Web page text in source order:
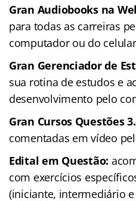
Gran Audiobooks na
para todas as carreiras
computador ou do
Gran Gerenciador de
sua rotina de estudos e
desenvolvimento pelo
Gran Cursos Questões
comentadas em vídeo
Edital em Questão:
com exercícios
(iniciante, intermediário e